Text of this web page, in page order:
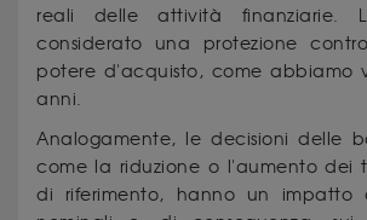
reali delle attività finanziarie.
considerato una protezione
potere d'acquisto, come abbiamo
anni.
Analogamente, le decisioni delle
come la riduzione o l'aumento dei
di riferimento, hanno un impatto